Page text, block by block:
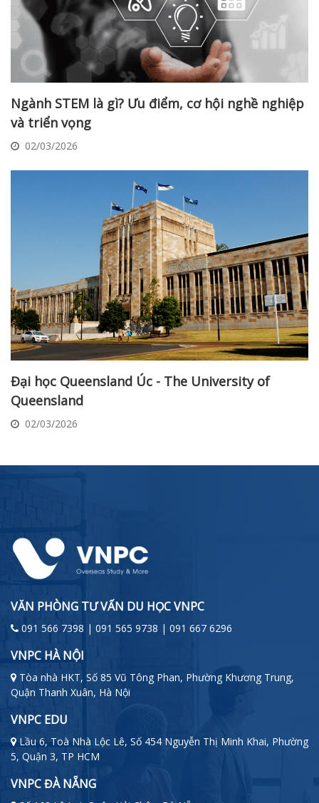
Ngành STEM là gì? Ưu điểm, cơ hội nghề nghiệp
và triển vọng
02/03/2026
Đại học Queensland Úc - The University of
Queensland
02/03/2026
VĂN PHÒNG TƯ VẤN DU HỌC VNPC
091 566 7398 | 091 565 9738 | 091 667 6296
VNPC HÀ NỘI
Tòa nhà HKT, Số 85 Vũ Tông Phan, Phường Khương Trung,
Quận Thanh Xuân, Hà Nội
VNPC EDU
Lầu 6, Toà Nhà Lộc Lê, Số 454 Nguyễn Thị Minh Khai, Phường
5, Quận 3, TP HCM
VNPC ĐÀ NẴNG